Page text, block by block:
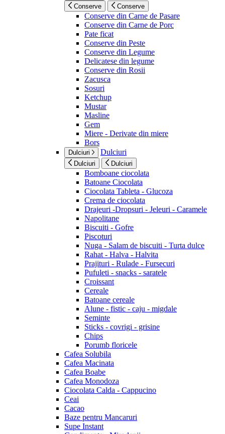
Conserve Conserve
Conserve din Carne de Pasare
Conserve din Carne de Porc
Pate ficat
Conserve din Peste
Conserve din Legume
Delicatese din legume
Conserve din Rosii
Zacusca
Sosuri
Ketchup
Mustar
Masline
Gem
Miere - Derivate din miere
Bors
Dulciuri Dulciuri
Dulciuri Dulciuri
Bomboane ciocolata
Batoane Ciocolata
Ciocolata Tableta - Glucoza
Crema de ciocolata
Drajeuri -Dropsuri - Jeleuri - Caramele
Napolitane
Biscuiti - Gofre
Piscoturi
Nuga - Salam de biscuiti - Turta dulce
Rahat - Halva - Halvita
Prajituri - Rulade - Fursecuri
Pufuleti - snacks - saratele
Croissant
Cereale
Batoane cereale
Alune - fistic - caju - migdale
Seminte
Sticks - covrigi - grisine
Chips
Porumb floricele
Cafea Solubila
Cafea Macinata
Cafea Boabe
Cafea Monodoza
Ciocolata Calda - Cappucino
Ceai
Cacao
Baze pentru Mancaruri
Supe Instant